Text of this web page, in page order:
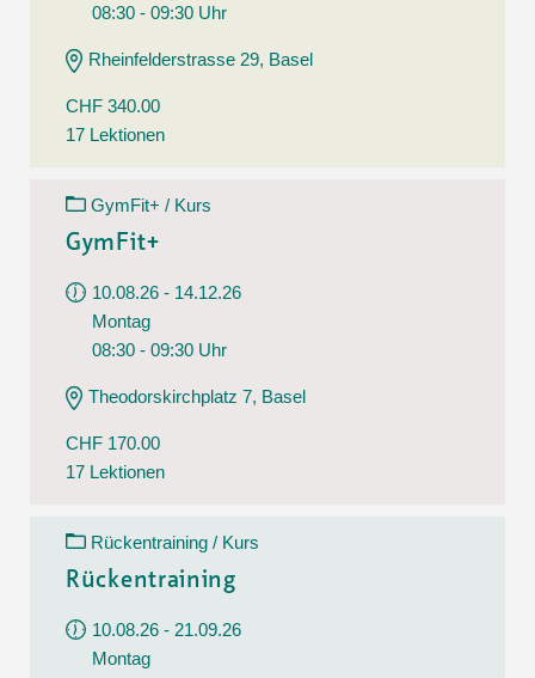
08:30 - 09:30 Uhr
Rheinfelderstrasse 29, Basel
CHF 340.00
17 Lektionen
GymFit+ / Kurs
GymFit+
10.08.26 - 14.12.26
Montag
08:30 - 09:30 Uhr
Theodorskirchplatz 7, Basel
CHF 170.00
17 Lektionen
Rückentraining / Kurs
Rückentraining
10.08.26 - 21.09.26
Montag